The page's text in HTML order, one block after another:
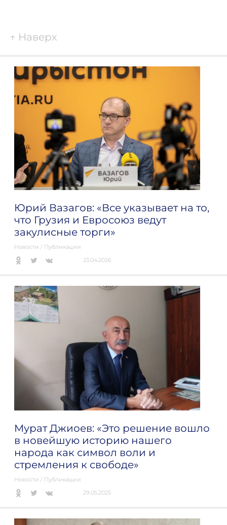
↑ Наверх
Юрий Вазагов: «Все указывает на то,
что Грузия и Евросоюз ведут
закулисные торги»
Новости / Публикации
23.04.2026
Мурат Джиоев: «Это решение вошло
в новейшую историю нашего
народа как символ воли и
стремления к свободе»
Новости / Публикации
29.05.2025